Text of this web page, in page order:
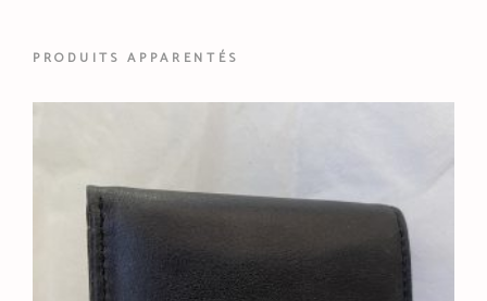
PRODUITS APPARENTÉS